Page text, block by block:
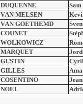
DUQUENNE Sam
VAN MELSEN
VAN GOETHEMD
COUNET
WOLKOWICZ
MARQUET
GUSTIN
GILLES
COSENTINO
NOEL